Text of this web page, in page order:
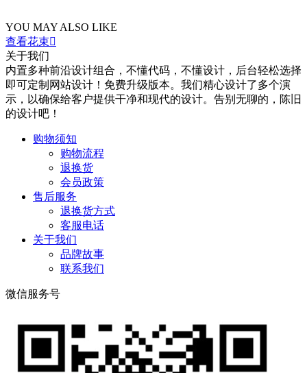
YOU MAY ALSO LIKE
查看花束
关于我们
内置多种前沿设计组合，不懂代码，不懂设计，后台轻松选择
即可定制网站设计！免费升级版本。我们精心设计了多个演
示，以确保给客户提供干净和现代的设计。告别无聊的，陈旧
的设计吧！
购物须知
购物流程
退换货
会员政策
售后服务
退换货方式
客服电话
关于我们
品牌故事
联系我们
微信服务号